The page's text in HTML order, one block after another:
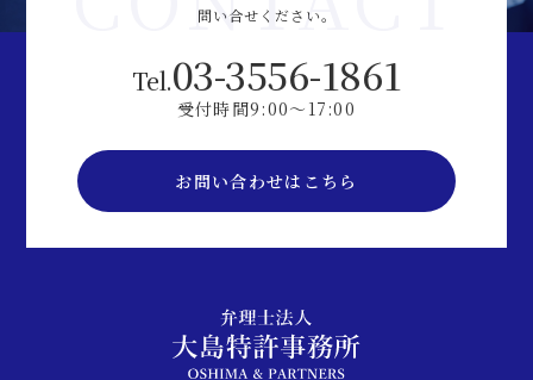
問い合せください。
Tel.03-3556-1861
受付時間9:00～17:00
お問い合わせはこちら